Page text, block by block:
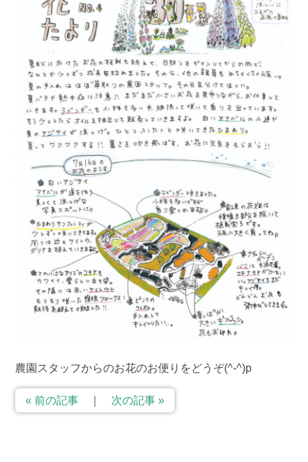
農園スタッフからのお花のお便りをどうぞ(^-^)p
« 前の記事 次の記事 »